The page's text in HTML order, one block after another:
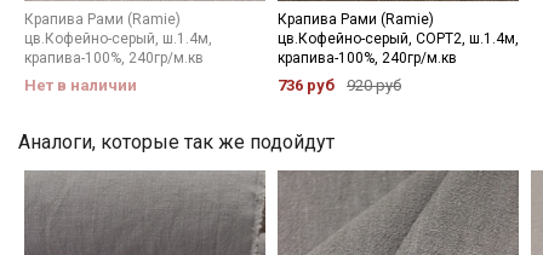
Крапива Рами (Ramie)
цв.Кофейно-серый, ш.1.4м,
крапива-100%, 240гр/м.кв
Нет в наличии
Крапива Рами (Ramie)
цв.Кофейно-серый, СОРТ2, ш.1.4м,
крапива-100%, 240гр/м.кв
736 руб 920 руб
Аналоги, которые так же подойдут
категории тканей
Электронная почта
Подписаться